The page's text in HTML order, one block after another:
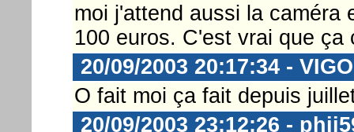
moi j'attend aussi la caméra
100 euros. C'est vrai que ça
20/09/2003 20:17:34 - VIGO
O fait moi ça fait depuis
20/09/2003 23:12:26 -